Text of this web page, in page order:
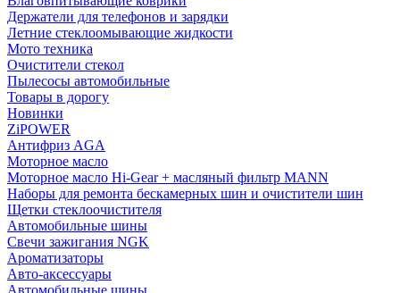
Держатели для телефонов и зарядки
Летние стеклоомывающие жидкости
Мото техника
Очистители стекол
Пылесосы автомобильные
Товары в дорогу
Новинки
ZiPOWER
Антифриз AGA
Моторное масло
Моторное масло Hi-Gear + масляный фильтр MANN
Наборы для ремонта бескамерных шин и очистители шин
Щетки стеклоочистителя
Автомобильные шины
Свечи зажигания NGK
Ароматизаторы
Авто-аксессуары
Автомобильные шины